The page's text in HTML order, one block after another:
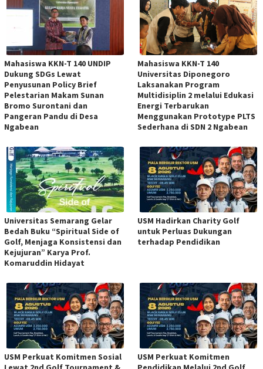
Mahasiswa KKN-T 140 UNDIP
Dukung SDGs Lewat
Penyusunan Policy Brief
Pelestarian Makam Sunan
Bromo Surontani dan
Pangeran Pandu di Desa
Ngabean
Mahasiswa KKN-T 140
Universitas Diponegoro
Laksanakan Program
Multidisiplin 2 melalui Edukasi
Energi Terbarukan
Menggunakan Prototype PLTS
Sederhana di SDN 2 Ngabean
Universitas Semarang Gelar
Bedah Buku “Spiritual Side of
Golf, Menjaga Konsistensi dan
Kejujuran” Karya Prof.
Komaruddin Hidayat
USM Hadirkan Charity Golf
untuk Perluas Dukungan
terhadap Pendidikan
USM Perkuat Komitmen Sosial
USM Perkuat Komitmen